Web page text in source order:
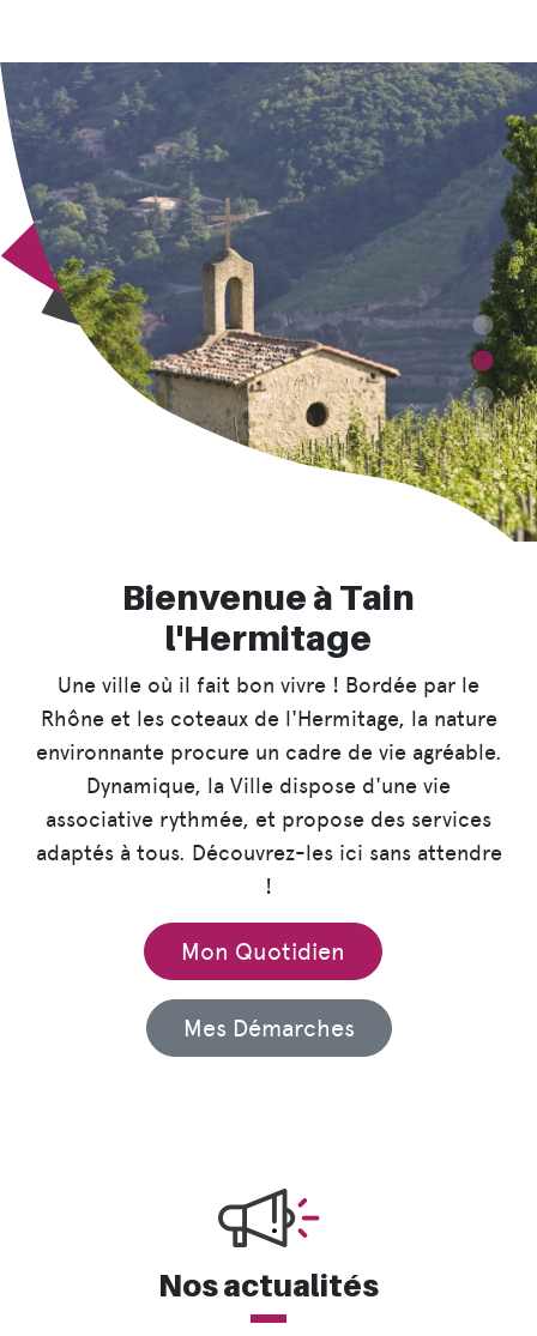
Bienvenue à Tain
l'Hermitage
Une ville où il fait bon vivre ! Bordée par le
Rhône et les coteaux de l'Hermitage, la nature
environnante procure un cadre de vie agréable.
Dynamique, la Ville dispose d'une vie
associative rythmée, et propose des services
adaptés à tous. Découvrez-les ici sans attendre
!
Mon Quotidien
Mes Démarches
Nos actualités